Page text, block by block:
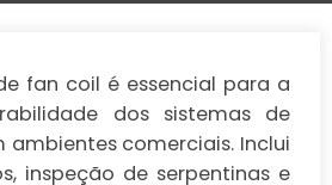
fan coil é essencial para a
dos sistemas de
comerciais. Inclui
inspeção de serpentinas e